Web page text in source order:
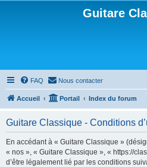
Guitare
FAQ Nous contacter
Accueil Portail Index du forum
Guitare Classique - Conditions
En accédant à « Guitare Classique »
« nos », « Guitare Classique », « https://
d’être légalement lié par les conditions